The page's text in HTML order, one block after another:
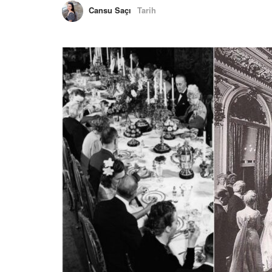
Cansu Saçı Tarih